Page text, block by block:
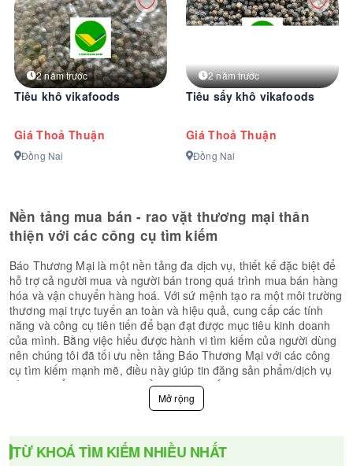
2 năm trước
Tiêu khô vikafoods
Giá Thoả Thuận
Đồng Nai
2 năm trước
Tiêu sấy khô vikafoods
Giá Thoả Thuận
Đồng Nai
Nền tảng mua bán - rao vặt thương mại thân
thiện với các công cụ tìm kiếm
Báo Thương Mại là một nền tảng đa dịch vụ, thiết kế đặc biệt để
hỗ trợ cả người mua và người bán trong quá trình mua bán hàng
hóa và vận chuyển hàng hoá. Với sứ mệnh tạo ra một môi trường
thương mại trực tuyến an toàn và hiệu quả, cung cấp các tính
năng và công cụ tiên tiến để bạn đạt được mục tiêu kinh doanh
của mình. Bằng việc hiểu được hành vi tìm kiếm của người dùng
nên chúng tôi đã tối ưu nền tảng Báo Thương Mại với các công
cụ tìm kiếm mạnh mẽ, điều này giúp tin đăng sản phẩm/dịch vụ
của bạn nổi bật, thu hút nhiều lượt tìm kiếm tự nhiên và tăng cơ
hội chốt đơn lên mức cao nhất. Dưới đây là những điểm nổi bật
của nền tảng Báo Thương Mại:
-
Kết nối người mua và người bán
: Báo Thương Mại tạo điều
kiện thuận lợi để kết nối người mua và người bán. Người mua có
TỪ KHOÁ TÌM KIẾM NHIỀU NHẤT